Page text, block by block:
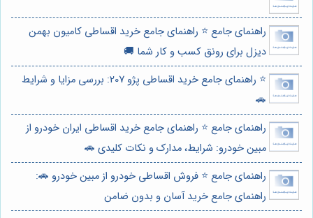
راهنمای جامع ⭐️ راهنمای جامع خرید اقساطی کامیون بهمن
دیزل برای رونق کسب و کار شما 🚚
⭐️ راهنمای جامع خرید اقساطی پژو 207: بررسی مزایا و شرایط
🚗
راهنمای جامع ⭐️ راهنمای جامع خرید اقساطی ایران خودرو از
مبین خودرو: شرایط، مدارک و نکات کلیدی 🚗
راهنمای جامع ⭐️ فروش اقساطی خودرو از مبین خودرو 🚗:
راهنمای جامع خرید آسان و بدون ضامن